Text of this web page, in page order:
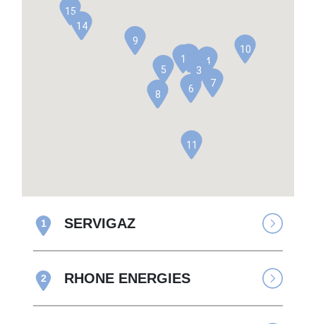
1
3
4
5
6
7
8
9
10
11
14
15
1 SERVIGAZ
2 RHONE ENERGIES